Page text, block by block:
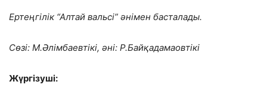
Ертеңгілік “Алтай вальсі” әнімен басталады.
Сөзі: М.Әлімбаевтікі, әні: Р.Байқадамаовтікі
Жүргізуші: